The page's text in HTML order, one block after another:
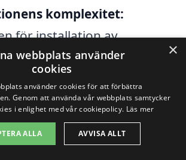
komplexitet:
för installation av
i Skepplanda kan variera
på takets lutning och typ,
finns några hinder som
installationsprocessen.
storlek: Storleken på det
×
webbplats använder
cookies
använder cookies för att förbättra
Genom att använda vår webbplats samtycker
i enlighet med vår cookiepolicy. Läs mer
ALLA AVVISA ALLT